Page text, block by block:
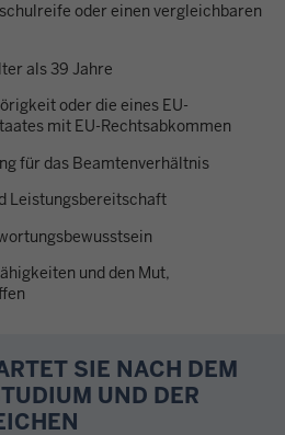
oder einen vergleichbaren
als 39 Jahre
oder die eines EU-
mit EU-Rechtsabkommen
für das Beamtenverhältnis
Leistungsbereitschaft
und den Mut,
SIE NACH DEM
UND DER